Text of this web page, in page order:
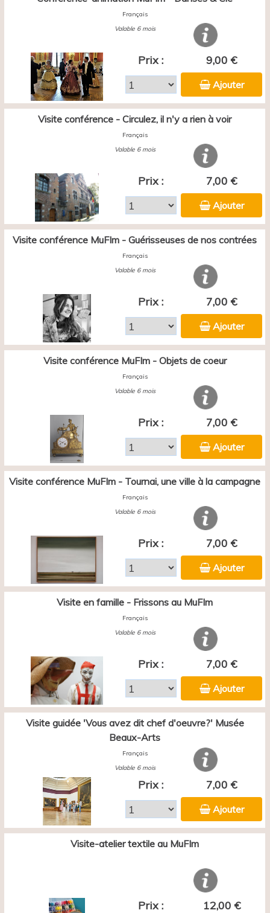
Français
Valable 6 mois
Prix : 9,00 €
Ajouter
Visite conférence - Circulez, il n'y a rien à voir
Français
Valable 6 mois
Prix : 7,00 €
Ajouter
Visite conférence MuFIm - Guérisseuses de nos contrées
Français
Valable 6 mois
Prix : 7,00 €
Ajouter
Visite conférence MuFIm - Objets de coeur
Français
Valable 6 mois
Prix : 7,00 €
Ajouter
Visite conférence MuFIm - Tournai, une ville à la campagne
Français
Valable 6 mois
Prix : 7,00 €
Ajouter
Visite en famille - Frissons au MuFIm
Français
Valable 6 mois
Prix : 7,00 €
Ajouter
Visite guidée 'Vous avez dit chef d'oeuvre?' Musée
Beaux-Arts
Français
Valable 6 mois
Prix : 7,00 €
Ajouter
Visite-atelier textile au MuFIm
Prix : 12,00 €